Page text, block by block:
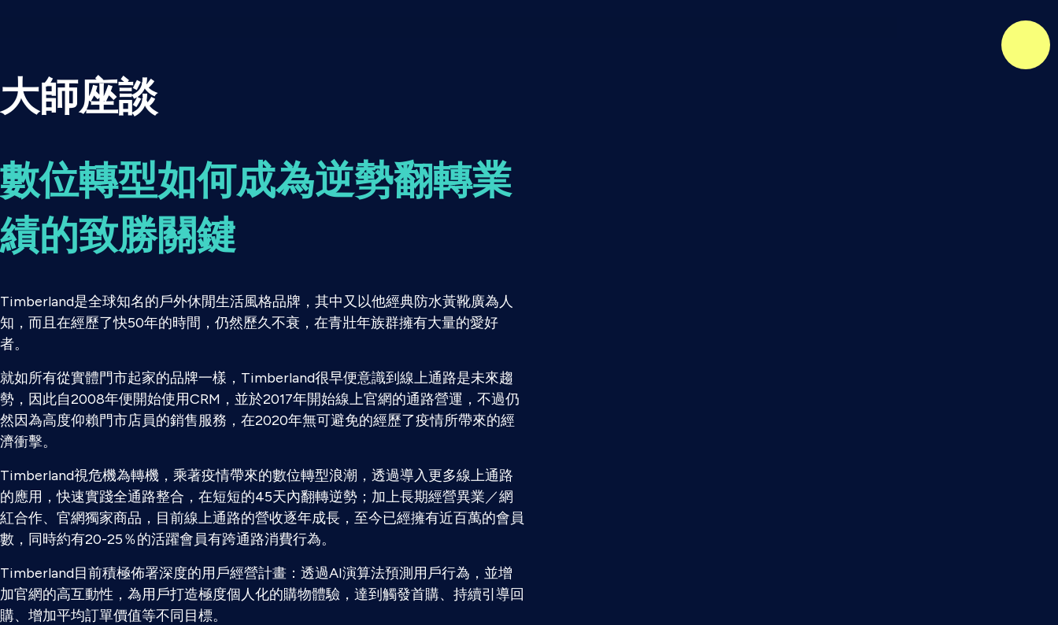
大師座談
數位轉型如何成為逆勢翻轉業
績的致勝關鍵
Timberland是全球知名的戶外休閒生活風格品牌，其中又以他經典防水黃靴廣為人
知，而且在經歷了快50年的時間，仍然歷久不衰，在青壯年族群擁有大量的愛好
者。
就如所有從實體門市起家的品牌一樣，Timberland很早便意識到線上通路是未來趨
勢，因此自2008年便開始使用CRM，並於2017年開始線上官網的通路營運，不過仍
然因為高度仰賴門市店員的銷售服務，在2020年無可避免的經歷了疫情所帶來的經
濟衝擊。
Timberland視危機為轉機，乘著疫情帶來的數位轉型浪潮，透過導入更多線上通路
的應用，快速實踐全通路整合，在短短的45天內翻轉逆勢；加上長期經營異業／網
紅合作、官網獨家商品，目前線上通路的營收逐年成長，至今已經擁有近百萬的會員
數，同時約有20-25％的活躍會員有跨通路消費行為。
Timberland目前積極佈署深度的用戶經營計畫：透過AI演算法預測用戶行為，並增
加官網的高互動性，為用戶打造極度個人化的購物體驗，達到觸發首購、持續引導回
購、增加平均訂單價值等不同目標。